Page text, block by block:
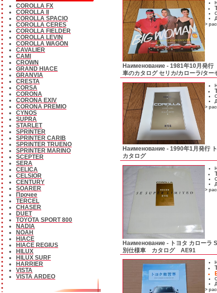
COROLLA FX
COROLLA II
COROLLA SPACIO
COROLLA CERES
COROLLA FIELDER
COROLLA LEVIN
COROLLA WAGON
CAVALIER
CAMI
CROWN
GRAND HIACE
GRANVIA
CRESTA
CORSA
CORONA
CORONA EXIV
CORONA PREMIO
CYNOS
SUPRA
STARLET
SPRINTER
SPRINTER CARIB
SPRINTER TRUENO
SPRINTER MARINO
SCEPTER
SERA
CELICA
CELSIOR
CENTURY
SOARER
Прочее
TERCEL
CHASER
DUET
TOYOTA SPORT 800
NADIA
NOAH
HIACE
HIACE REGIUS
HILUX
HILUX SURF
HARRIER
VISTA
VISTA ARDEO
>
Наименование - 1981年10月発行
車のカタログ セリカ/カローラ/ター
>
Наименование - 1990年1月発行
カタログ
>
Наименование -
トヨタ カロー
別仕様車 カタログ AE91
>